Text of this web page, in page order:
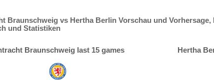
Braunschweig vs Hertha Berlin Vorschau und Vorhersage,
und Statistiken
Braunschweig last 15 games Hertha